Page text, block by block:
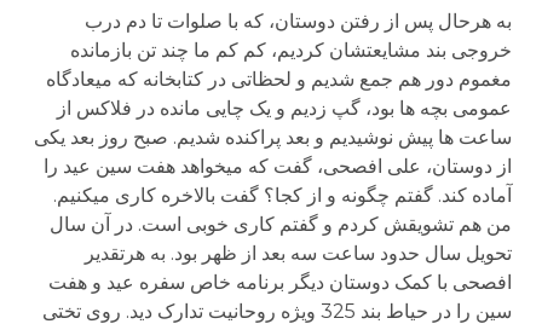
به هرحال پس از رفتن دوستان، که با صلوات تا دم درب
خروجی بند مشایعتشان کردیم، کم کم ما چند تن بازمانده
مغموم دور هم جمع شدیم و لحظاتی در کتابخانه که میعادگاه
عمومی بچه ها بود، گپ زدیم و یک چایی مانده در فلاکس از
ساعت ها پیش نوشیدیم و بعد پراکنده شدیم. صبح روز بعد یکی
از دوستان، علی افصحی، گفت که می­خواهد هفت سین عید را
آماده کند. گفتم چگونه و از کجا؟ گفت بالاخره کاری می­کنیم.
من هم تشویقش کردم و گفتم کاری خوبی است. در آن سال
تحویل سال حدود ساعت سه بعد از ظهر بود. به هرتقدیر
افصحی با کمک دوستان دیگر برنامه خاص سفره عید و هفت
سین را در حیاط بند 325 ویژه روحانیت تدارک دید. روی تختی